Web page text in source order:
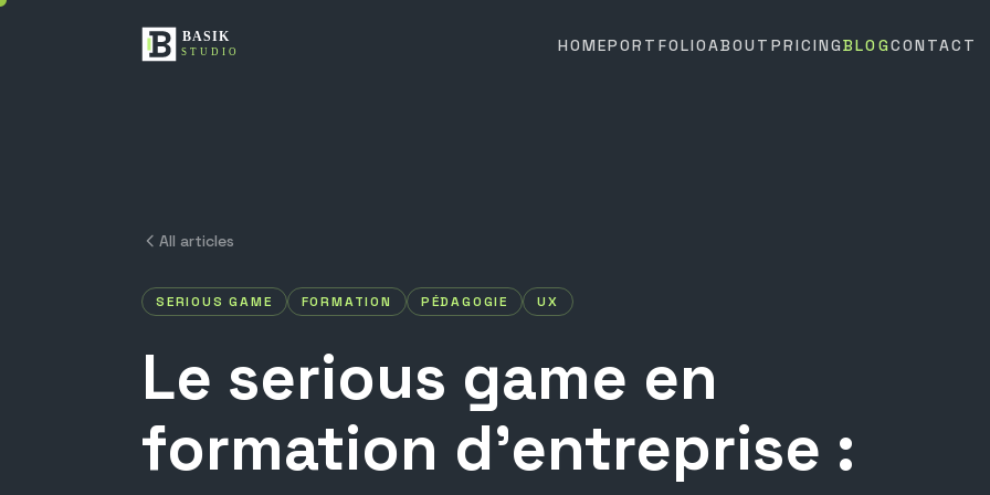
HOMEPORTFOLIOABOUT PRICINGBLOGCONTACT
All articles
SERIOUS GAME FORMATION PÉDAGOGIE UX
Le serious game en
formation d'entreprise :